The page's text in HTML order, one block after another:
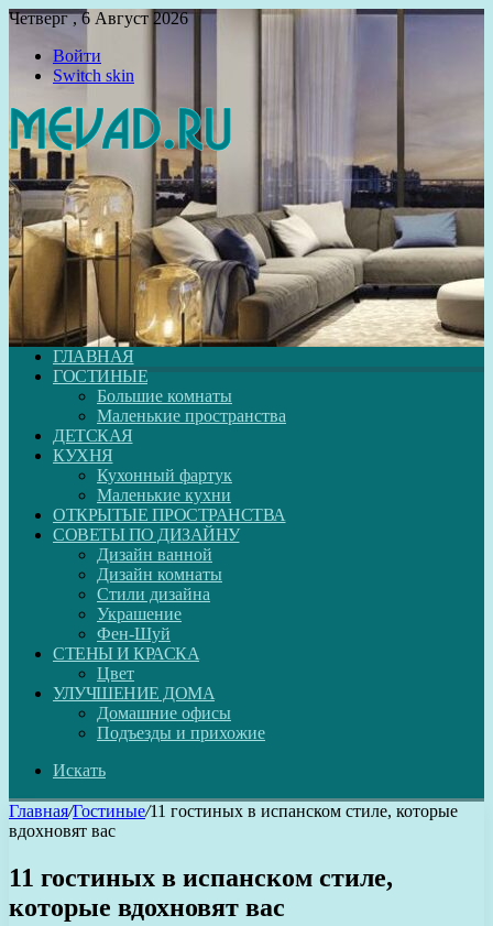
Четверг , 6 Август 2026
Войти
Switch skin
ГЛАВНАЯ
ГОСТИНЫЕ
Большие комнаты
Маленькие пространства
ДЕТСКАЯ
КУХНЯ
Кухонный фартук
Маленькие кухни
ОТКРЫТЫЕ ПРОСТРАНСТВА
СОВЕТЫ ПО ДИЗАЙНУ
Дизайн ванной
Дизайн комнаты
Стили дизайна
Украшение
Фен-Шуй
СТЕНЫ И КРАСКА
Цвет
УЛУЧШЕНИЕ ДОМА
Домашние офисы
Подъезды и прихожие
Искать
Главная/Гостиные/11 гостиных в испанском стиле, которые
вдохновят вас
11 гостиных в испанском стиле,
которые вдохновят вас